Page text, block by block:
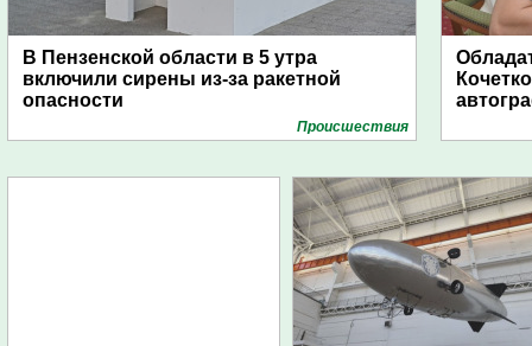
В Пензенской области в 5 утра
включили сирены из-за ракетной
опасности
Проиcшествия